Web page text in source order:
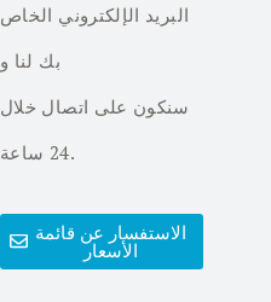
البريد الإلكتروني الخاص
بك لنا و
سنكون على اتصال خلال
24 ساعة.
الاستفسار عن قائمة
الأسعار